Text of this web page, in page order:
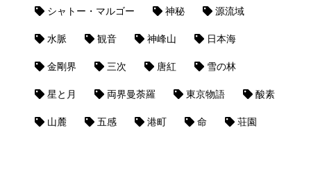
シャトー・マルゴー 神秘 源流域
水脈 観音 神峰山 日本海
金剛界 三次 唐紅 雪の林
星と月 両界曼荼羅 東京物語 酸素
山麓 五感 港町 命 荘園